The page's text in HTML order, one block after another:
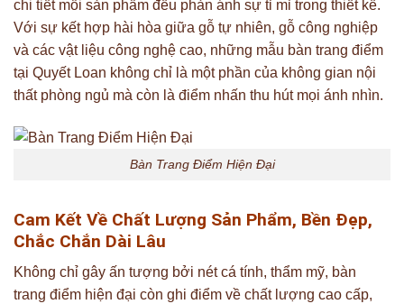
chi tiết mỗi sản phẩm đều phản ánh sự tỉ mỉ trong thiết kế.
Với sự kết hợp hài hòa giữa gỗ tự nhiên, gỗ công nghiệp
và các vật liệu công nghệ cao, những mẫu bàn trang điểm
tại Quyết Loan không chỉ là một phần của không gian nội
thất phòng ngủ mà còn là điểm nhấn thu hút mọi ánh nhìn.
Bàn Trang Điểm Hiện Đại
Cam Kết Về Chất Lượng Sản Phẩm, Bền Đẹp,
Chắc Chắn Dài Lâu
Không chỉ gây ấn tượng bởi nét cá tính, thẩm mỹ, bàn
trang điểm hiện đại còn ghi điểm về chất lượng cao cấp,